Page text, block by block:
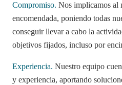
Compromiso. Nos implicamos al
encomendada, poniendo todas
conseguir llevar a cabo la
objetivos fijados, incluso por
Experiencia. Nuestro equipo
y experiencia, aportando